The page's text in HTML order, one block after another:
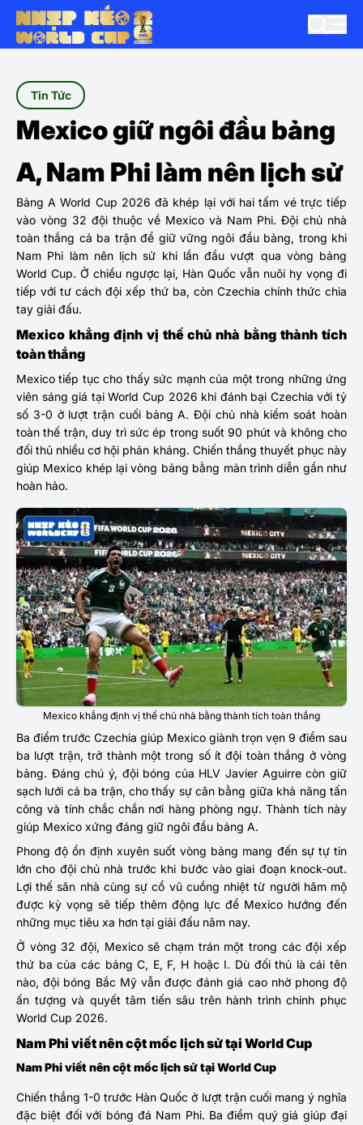
Tin Tức
Mexico giữ ngôi đầu bảng
A, Nam Phi làm nên lịch sử
Bảng A World Cup 2026 đã khép lại với hai tấm vé trực tiếp
vào vòng 32 đội thuộc về Mexico và Nam Phi. Đội chủ nhà
toàn thắng cả ba trận để giữ vững ngôi đầu bảng, trong khi
Nam Phi làm nên lịch sử khi lần đầu vượt qua vòng bảng
World Cup. Ở chiều ngược lại, Hàn Quốc vẫn nuôi hy vọng đi
tiếp với tư cách đội xếp thứ ba, còn Czechia chính thức chia
tay giải đấu.
Mexico khẳng định vị thế chủ nhà bằng thành tích
toàn thắng
Mexico tiếp tục cho thấy sức mạnh của một trong những ứng
viên sáng giá tại World Cup 2026 khi đánh bại Czechia với tỷ
số 3-0 ở lượt trận cuối bảng A. Đội chủ nhà kiểm soát hoàn
toàn thế trận, duy trì sức ép trong suốt 90 phút và không cho
đối thủ nhiều cơ hội phản kháng. Chiến thắng thuyết phục này
giúp Mexico khép lại vòng bảng bằng màn trình diễn gần như
hoàn hảo.
Mexico khẳng định vị thế chủ nhà bằng thành tích toàn thắng
Ba điểm trước Czechia giúp Mexico giành trọn vẹn 9 điểm sau
ba lượt trận, trở thành một trong số ít đội toàn thắng ở vòng
bảng. Đáng chú ý, đội bóng của HLV Javier Aguirre còn giữ
sạch lưới cả ba trận, cho thấy sự cân bằng giữa khả năng tấn
công và tính chắc chắn nơi hàng phòng ngự. Thành tích này
giúp Mexico xứng đáng giữ ngôi đầu bảng A.
Phong độ ổn định xuyên suốt vòng bảng mang đến sự tự tin
lớn cho đội chủ nhà trước khi bước vào giai đoạn knock-out.
Lợi thế sân nhà cùng sự cổ vũ cuồng nhiệt từ người hâm mộ
được kỳ vọng sẽ tiếp thêm động lực để Mexico hướng đến
những mục tiêu xa hơn tại giải đấu năm nay.
Ở vòng 32 đội, Mexico sẽ chạm trán một trong các đội xếp
thứ ba của các bảng C, E, F, H hoặc I. Dù đối thủ là cái tên
nào, đội bóng Bắc Mỹ vẫn được đánh giá cao nhờ phong độ
ấn tượng và quyết tâm tiến sâu trên hành trình chinh phục
World Cup 2026.
Nam Phi viết nên cột mốc lịch sử tại World Cup
Nam Phi viết nên cột mốc lịch sử tại World Cup
Chiến thắng 1-0 trước Hàn Quốc ở lượt trận cuối mang ý nghĩa
đặc biệt đối với bóng đá Nam Phi. Ba điểm quý giá giúp đại